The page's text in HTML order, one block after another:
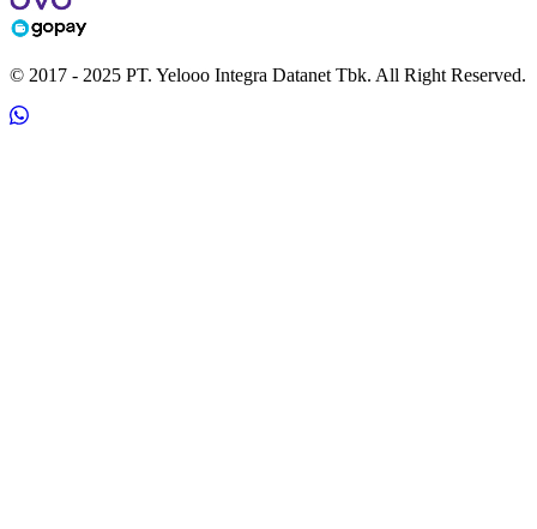
© 2017 - 2025 PT. Yelooo Integra Datanet Tbk. All Right Reserved.